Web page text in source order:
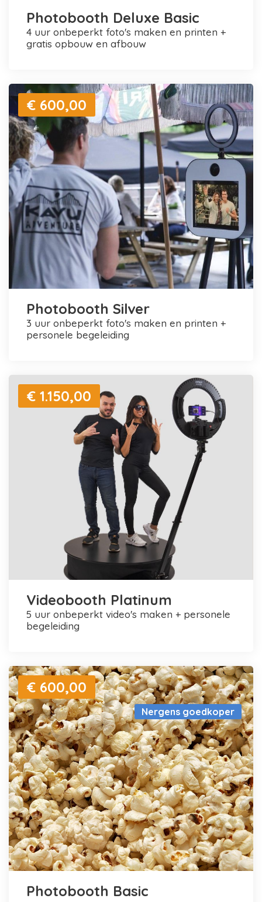
Photobooth Deluxe Basic
4 uur onbeperkt foto's maken en printen +
gratis opbouw en afbouw
€ 600,00
Photobooth Silver
3 uur onbeperkt foto's maken en printen +
personele begeleiding
€ 1.150,00
Videobooth Platinum
5 uur onbeperkt video's maken + personele
begeleiding
Nergens goedkoper
€ 600,00
Photobooth Basic